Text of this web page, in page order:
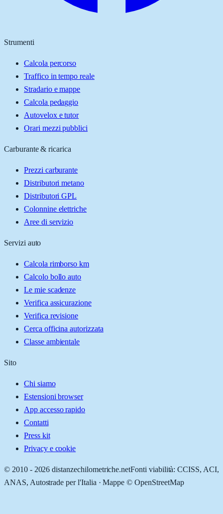
Strumenti
Calcola percorso
Traffico in tempo reale
Stradario e mappe
Calcola pedaggio
Autovelox e tutor
Orari mezzi pubblici
Carburante & ricarica
Prezzi carburante
Distributori metano
Distributori GPL
Colonnine elettriche
Aree di servizio
Servizi auto
Calcola rimborso km
Calcolo bollo auto
Le mie scadenze
Verifica assicurazione
Verifica revisione
Cerca officina autorizzata
Classe ambientale
Sito
Chi siamo
Estensioni browser
App accesso rapido
Contatti
Press kit
Privacy e cookie
© 2010 - 2026 distanzechilometriche.netFonti viabilità: CCISS, ACI,
ANAS, Autostrade per l'Italia · Mappe © OpenStreetMap